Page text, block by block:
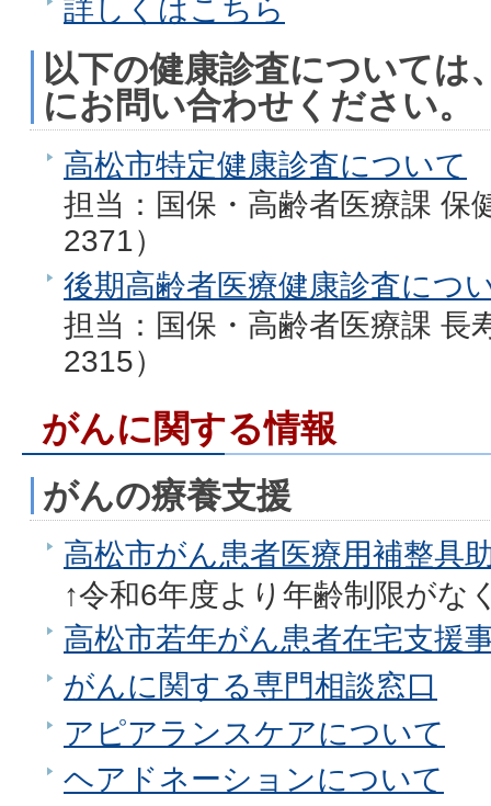
詳しくはこちら
以下の健康診査については
にお問い合わせください。
高松市特定健康診査について
担当：国保・高齢者医療課 保
2371）
後期高齢者医療健康診査につ
担当：国保・高齢者医療課 長
2315）
がんに関する情報
がんの療養支援
高松市がん患者医療用補整具
↑令和6年度より年齢制限がな
高松市若年がん患者在宅支援
がんに関する専門相談窓口
アピアランスケアについて
ヘアドネーションについて